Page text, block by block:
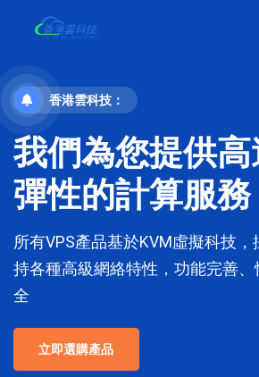
香港雲科技：
我們為您提供
彈性的計算服務
所有VPS產品基於KVM虛擬科技，
持各種高級網絡特性，功能完善
全
立即選購產品